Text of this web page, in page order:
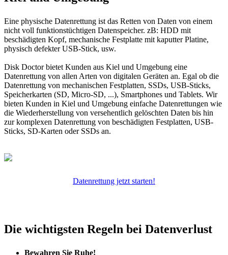
Eine physische Datenrettung ist das Retten von Daten von einem
nicht voll funktionstüchtigen Datenspeicher. zB: HDD mit
beschädigten Kopf, mechanische Festplatte mit kaputter Platine,
physisch defekter USB-Stick, usw.
Disk Doctor bietet Kunden aus Kiel und Umgebung eine
Datenrettung von allen Arten von digitalen Geräten an. Egal ob die
Datenrettung von mechanischen Festplatten, SSDs, USB-Sticks,
Speicherkarten (SD, Micro-SD, ...), Smartphones und Tablets. Wir
bieten Kunden in Kiel und Umgebung einfache Datenrettungen wie
die Wiederherstellung von versehentlich gelöschten Daten bis hin
zur komplexen Datenrettung von beschädigten Festplatten, USB-
Sticks, SD-Karten oder SSDs an.
Datenrettung jetzt starten!
Die wichtigsten Regeln bei Datenverlust
Bewahren Sie Ruhe!